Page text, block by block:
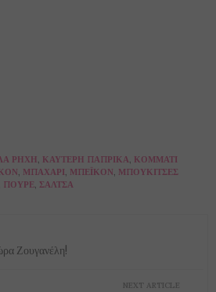
ΡΗΧΉ, ΚΑΥΤΕΡΉ ΠΆΠΡΙΚΑ, ΚΟΜΜΆΤΙ
, ΜΠΑΧΆΡΙ, ΜΠΈΙΚΟΝ, ΜΠΟΥΚΊΤΣΕΣ
ΠΟΥΡΈ, ΣΆΛΤΣΑ
Ζουγανέλη!
NEXT ARTICLE